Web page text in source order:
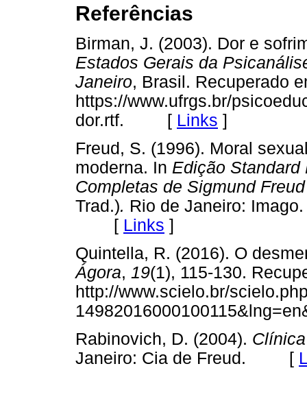
Referências
Birman, J. (2003). Dor e
Estados Gerais da
Janeiro, Brasil. Recuperado
https://www.ufrgs.br/
dor.rtf. [ Links ]
Freud, S. (1996). Moral
moderna. In Edição
Completas de Sigmund Freud
Trad.). Rio de Janeiro:
[ Links ]
Quintella, R. (2016). O
Ágora, 19(1), 115-130.
http://www.scielo.br/
Rabinovich, D. (2004).
Janeiro: Cia de Freud. [